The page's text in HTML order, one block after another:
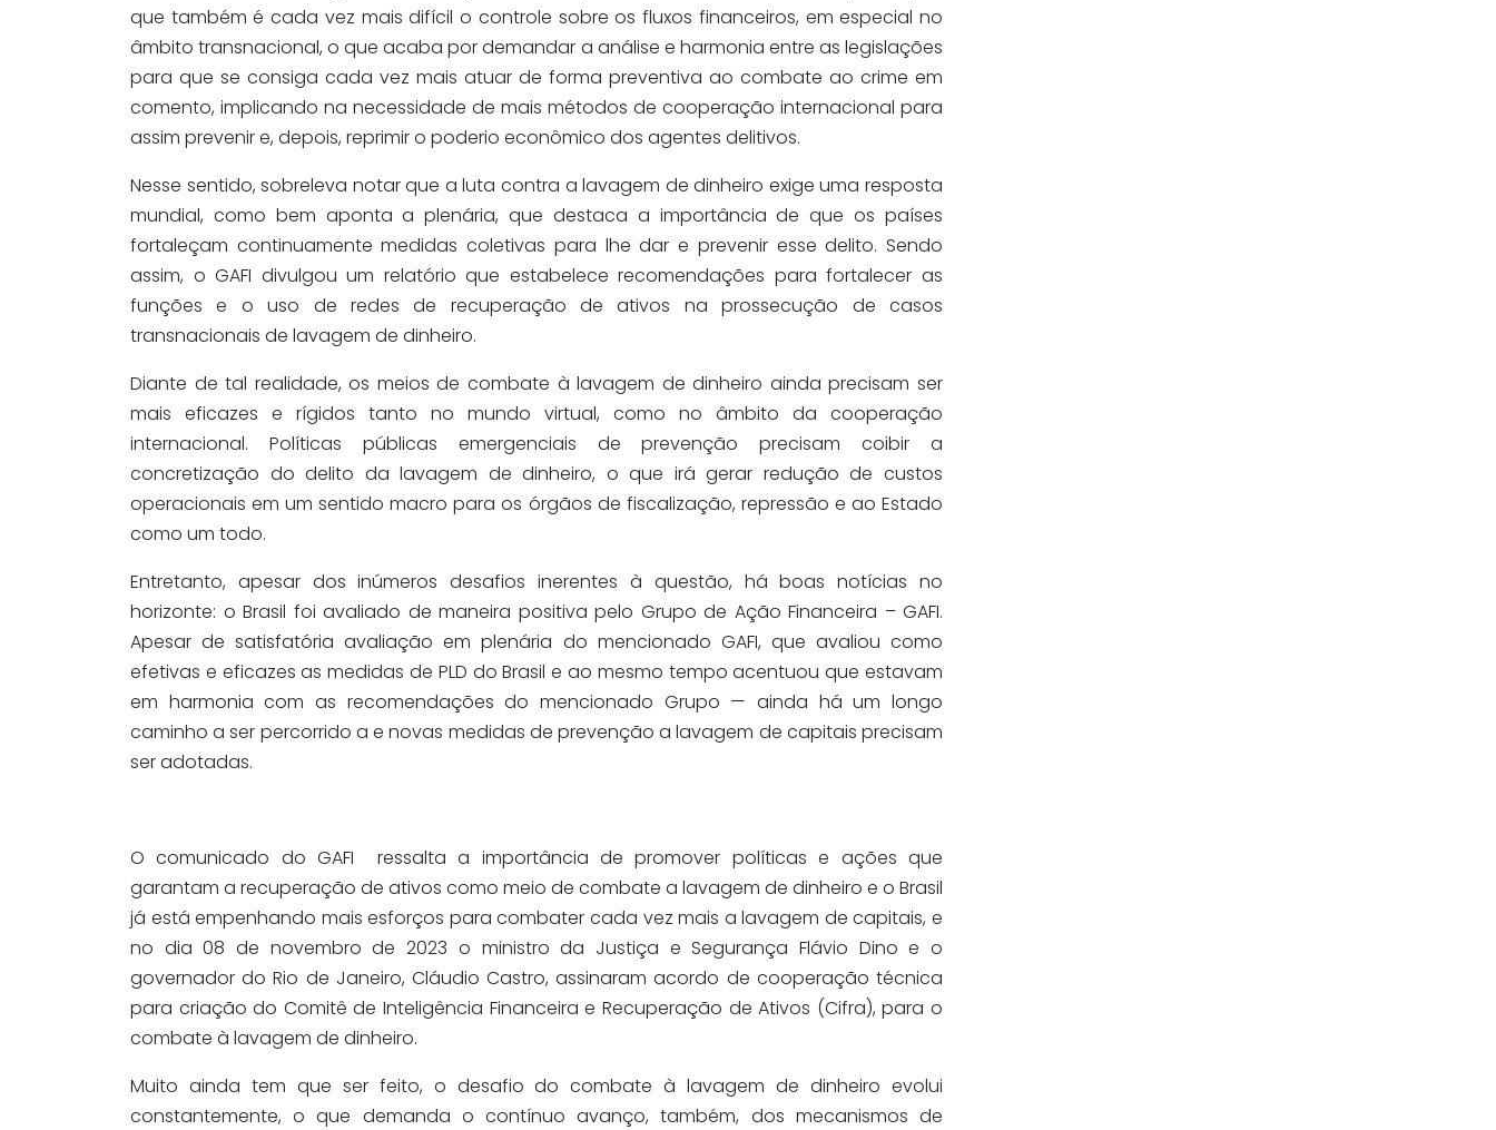
que também é cada vez mais difícil o controle sobre os fluxos financeiros, em especial no
âmbito transnacional, o que acaba por demandar a análise e harmonia entre as legislações
para que se consiga cada vez mais atuar de forma preventiva ao combate ao crime em
comento, implicando na necessidade de mais métodos de cooperação internacional para
assim prevenir e, depois, reprimir o poderio econômico dos agentes delitivos.
Nesse sentido, sobreleva notar que a luta contra a lavagem de dinheiro exige uma resposta
mundial, como bem aponta a plenária, que destaca a importância de que os países
fortaleçam continuamente medidas coletivas para lhe dar e prevenir esse delito. Sendo
assim, o GAFI divulgou um relatório que estabelece recomendações para fortalecer as
funções e o uso de redes de recuperação de ativos na prossecução de casos
transnacionais de lavagem de dinheiro.
Diante de tal realidade, os meios de combate à lavagem de dinheiro ainda precisam ser
mais eficazes e rígidos tanto no mundo virtual, como no âmbito da cooperação
internacional. Políticas públicas emergenciais de prevenção precisam coibir a
concretização do delito da lavagem de dinheiro, o que irá gerar redução de custos
operacionais em um sentido macro para os órgãos de fiscalização, repressão e ao Estado
como um todo.
Entretanto, apesar dos inúmeros desafios inerentes à questão, há boas notícias no
horizonte: o Brasil foi avaliado de maneira positiva pelo Grupo de Ação Financeira – GAFI.
Apesar de satisfatória avaliação em plenária do mencionado GAFI, que avaliou como
efetivas e eficazes as medidas de PLD do Brasil e ao mesmo tempo acentuou que estavam
em harmonia com as recomendações do mencionado Grupo — ainda há um longo
caminho a ser percorrido a e novas medidas de prevenção a lavagem de capitais precisam
ser adotadas.
O comunicado do GAFI ressalta a importância de promover políticas e ações que
garantam a recuperação de ativos como meio de combate a lavagem de dinheiro e o Brasil
já está empenhando mais esforços para combater cada vez mais a lavagem de capitais, e
no dia 08 de novembro de 2023 o ministro da Justiça e Segurança Flávio Dino e o
governador do Rio de Janeiro, Cláudio Castro, assinaram acordo de cooperação técnica
para criação do Comitê de Inteligência Financeira e Recuperação de Ativos (Cifra), para o
combate à lavagem de dinheiro.
Muito ainda tem que ser feito, o desafio do combate à lavagem de dinheiro evolui
constantemente, o que demanda o contínuo avanço, também, dos mecanismos de